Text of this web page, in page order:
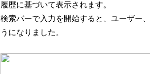
履歴に基づいて表示されます。
検索バーで入力を開始すると、ユーザー
うになりました。